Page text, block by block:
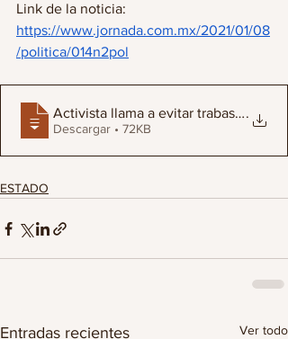
Link de la noticia:
https://www.jornada.com.mx/2021/01/08
/politica/014n2pol
Activista llama a evitar trabas para
.
Descargar • 72KB
ESTADO
Entradas recientes Ver todo